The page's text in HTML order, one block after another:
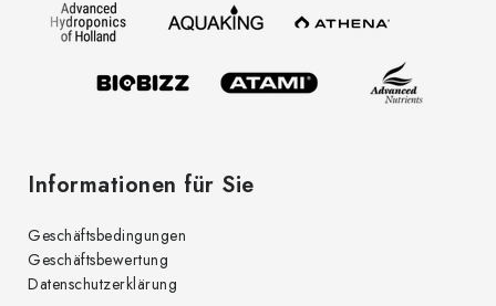
Informationen für Sie
Geschäftsbedingungen
Geschäftsbewertung
Datenschutzerklärung